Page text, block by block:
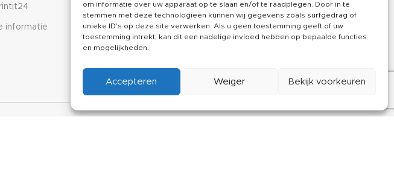
om informatie over uw apparaat op te slaan en/of te raadplegen. Door in te
stemmen met deze technologieën kunnen wij gegevens zoals surfgedrag of
unieke ID's op deze site verwerken. Als u geen toestemming geeft of uw
toestemming intrekt, kan dit een nadelige invloed hebben op bepaalde functies
en mogelijkheden.
Accepteren Weiger Bekijk voorkeuren
informatie
Linkdin Klachten
Contact